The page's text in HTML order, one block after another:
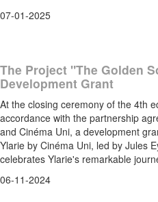
07-01-2025
The Project "The Golden
Development Grant
At the closing ceremony of the 4th
accordance with the partnership
and Cinéma Uni, a development
Ylarie by Cinéma Uni, led by Jules
celebrates Ylarie's remarkable
06-11-2024